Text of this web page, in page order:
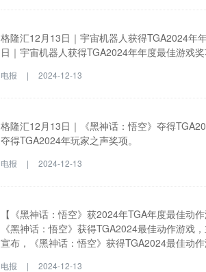
格隆汇12月13日｜宇宙机器人获得TGA2024年
日｜宇宙机器人获得TGA2024年年度最佳游戏
电报 | 2024-12-13
格隆汇12月13日｜《黑神话：悟空》夺得
夺得TGA2024年玩家之声奖项。
电报 | 2024-12-13
【《黑神话：悟空》获2024年TGA年度最佳动
《黑神话：悟空》获得TGA2024最佳动作游戏
宣布，《黑神话：悟空》获得TGA2024最佳动
电报 | 2024-12-13